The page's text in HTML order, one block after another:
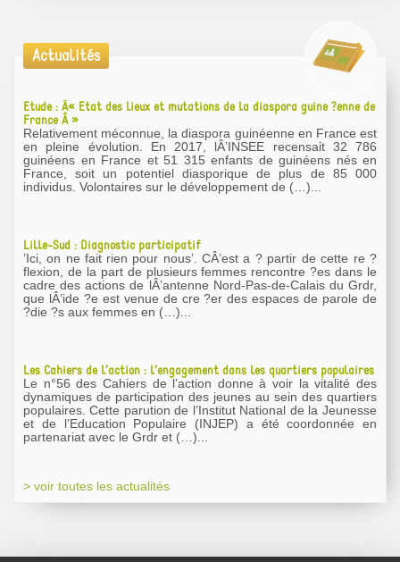
Actualités
Etude : Â« Etat des lieux et mutations de la diaspora guine ?enne de
France Â »
Relativement méconnue, la diaspora guinéenne en France est
en pleine évolution. En 2017, lÂ’INSEE recensait 32 786
guinéens en France et 51 315 enfants de guinéens nés en
France, soit un potentiel diasporique de plus de 85 000
individus. Volontaires sur le développement de (…)...
Lille-Sud : Diagnostic participatif
’Ici, on ne fait rien pour nous’. CÂ’est a ? partir de cette re ?
flexion, de la part de plusieurs femmes rencontre ?es dans le
cadre des actions de lÂ’antenne Nord-Pas-de-Calais du Grdr,
que lÂ’ide ?e est venue de cre ?er des espaces de parole de
?die ?s aux femmes en (…)...
Les Cahiers de l’action : l’engagement dans les quartiers populaires
Le n°56 des Cahiers de l’action donne à voir la vitalité des
dynamiques de participation des jeunes au sein des quartiers
populaires. Cette parution de l’Institut National de la Jeunesse
et de l’Education Populaire (INJEP) a été coordonnée en
partenariat avec le Grdr et (…)...
> voir toutes les actualités